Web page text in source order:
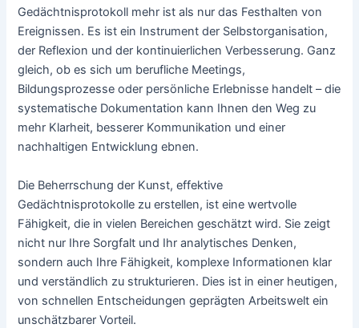
Gedächtnisprotokoll mehr ist als nur das Festhalten von
Ereignissen. Es ist ein Instrument der Selbstorganisation,
der Reflexion und der kontinuierlichen Verbesserung. Ganz
gleich, ob es sich um berufliche Meetings,
Bildungsprozesse oder persönliche Erlebnisse handelt – die
systematische Dokumentation kann Ihnen den Weg zu
mehr Klarheit, besserer Kommunikation und einer
nachhaltigen Entwicklung ebnen.
Die Beherrschung der Kunst, effektive
Gedächtnisprotokolle zu erstellen, ist eine wertvolle
Fähigkeit, die in vielen Bereichen geschätzt wird. Sie zeigt
nicht nur Ihre Sorgfalt und Ihr analytisches Denken,
sondern auch Ihre Fähigkeit, komplexe Informationen klar
und verständlich zu strukturieren. Dies ist in einer heutigen,
von schnellen Entscheidungen geprägten Arbeitswelt ein
unschätzbarer Vorteil.